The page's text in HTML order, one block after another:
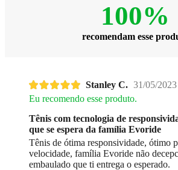
100%
recomendam esse
Stanley C. 31/05/2023
Eu recomendo esse produto.
Tênis com tecnologia de
que se espera da família Evoride
Tênis de ótima responsividade, ótimo
velocidade, família Evoride não
embaulado que ti entrega o esperado.